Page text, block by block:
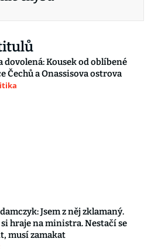
dovolená: Kousek od oblíbené
Čechů a Onassisova ostrova
Jsem z něj zklamaný.
hraje na ministra. Nestačí se
musí zamakat